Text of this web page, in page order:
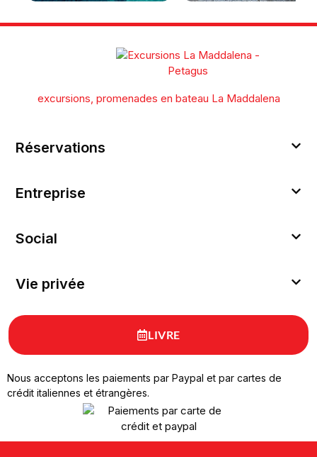
La Maddalena et son
découvrir et guide pour
Que voir à La Maddalena
itinéraire]
excursions, promenades en bateau La Maddalena
Réservations
Entreprise
Social
Vie privée
LIVRE
Nous acceptons les paiements par Paypal et par cartes de
crédit italiennes et étrangères.